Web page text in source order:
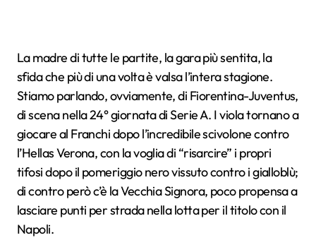
La madre di tutte le partite, la gara più sentita, la
sfida che più di una volta è valsa l’intera stagione.
Stiamo parlando, ovviamente, di Fiorentina-Juventus,
di scena nella 24° giornata di Serie A. I viola tornano a
giocare al Franchi dopo l’incredibile scivolone contro
l’Hellas Verona, con la voglia di “risarcire” i propri
tifosi dopo il pomeriggio nero vissuto contro i gialloblù;
di contro però c’è la Vecchia Signora, poco propensa a
lasciare punti per strada nella lotta per il titolo con il
Napoli.